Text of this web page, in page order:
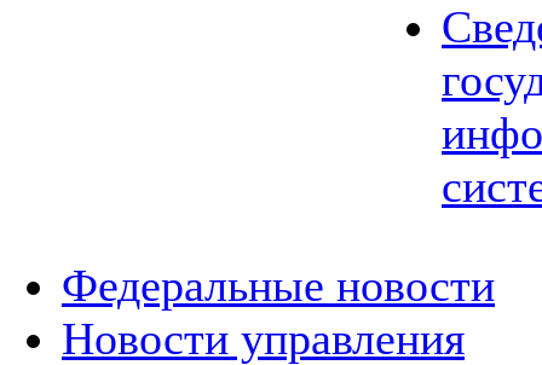
Федеральные новости
Новости управления